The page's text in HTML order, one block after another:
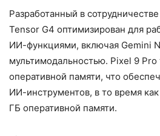
Разработанный в
Tensor G4 оптимизирован для
ИИ-функциями, включая Gemini
мультимодальностью. Pixel 9
оперативной памяти, что
ИИ-инструментов, в то время
ГБ оперативной памяти.